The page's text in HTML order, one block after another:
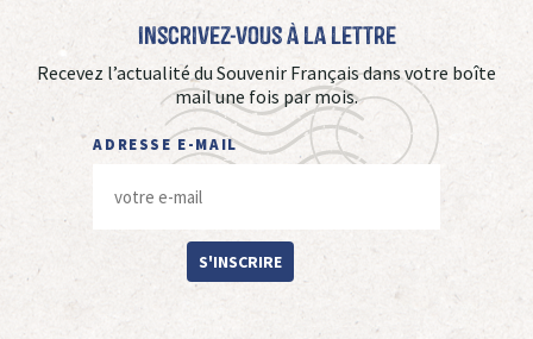
Inscrivez-vous à La Lettre
Recevez l’actualité du Souvenir Français dans votre boîte
mail une fois par mois.
ADRESSE E-MAIL
S'INSCRIRE